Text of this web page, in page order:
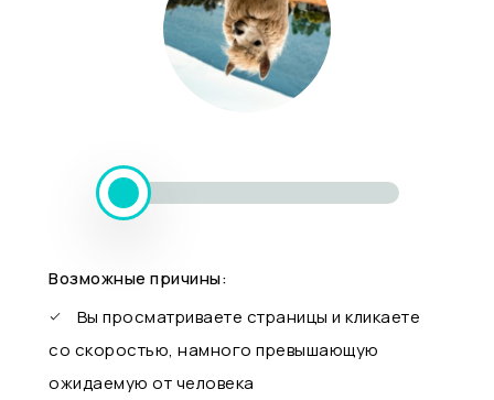
Возможные причины:
Вы просматриваете страницы и кликаете
со скоростью, намного превышающую
ожидаемую от человека